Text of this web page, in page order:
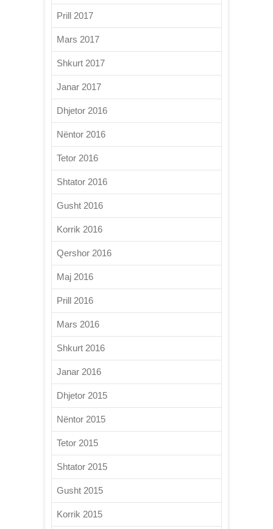
Prill 2017
Mars 2017
Shkurt 2017
Janar 2017
Dhjetor 2016
Nëntor 2016
Tetor 2016
Shtator 2016
Gusht 2016
Korrik 2016
Qershor 2016
Maj 2016
Prill 2016
Mars 2016
Shkurt 2016
Janar 2016
Dhjetor 2015
Nëntor 2015
Tetor 2015
Shtator 2015
Gusht 2015
Korrik 2015